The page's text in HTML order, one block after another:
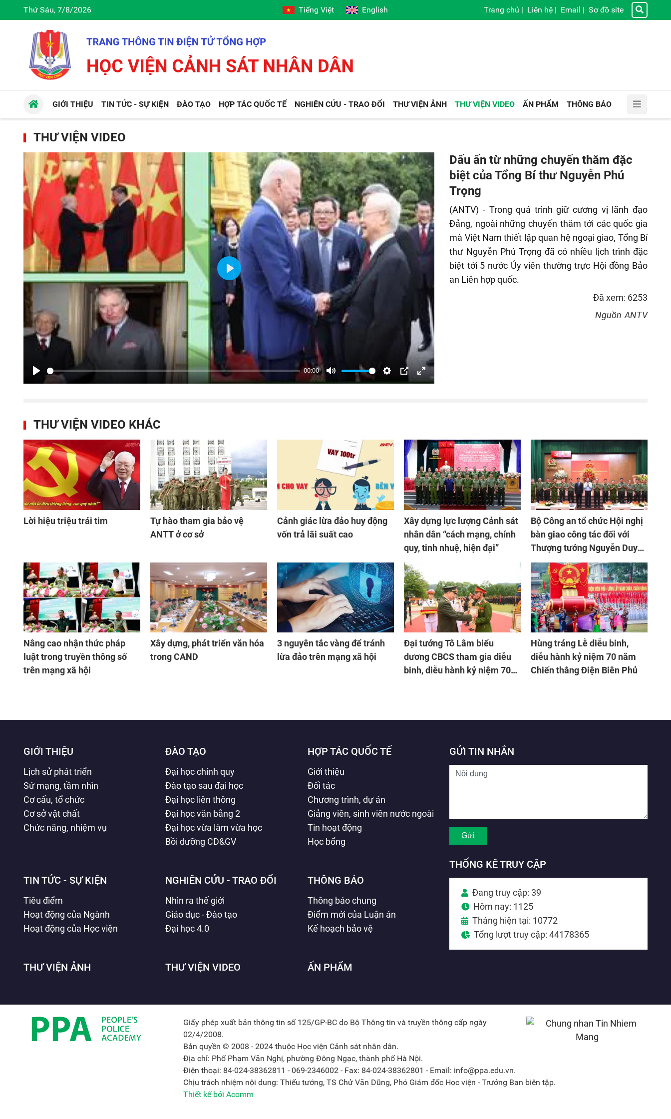
Thứ Sáu, 7/8/2026 Tiếng Việt English Trang chủ | Liên hệ | Email | Sơ đồ site
GIỚI THIỆU TIN TỨC - SỰ KIỆN ĐÀO TẠO HỢP TÁC QUỐC TẾ NGHIÊN CỨU - TRAO ĐỔI THƯ VIỆN ẢNH THƯ VIỆN VIDEO ẤN PHẨM THÔNG BÁO
THƯ VIỆN VIDEO
Play
00:00
Mute Settings
PIP Enter
Play
Dấu ấn từ những chuyến thăm đặc
biệt của Tổng Bí thư Nguyễn Phú
Trọng
(ANTV) - Trong quá trình giữ cương vị lãnh đạo
Đảng, ngoài những chuyến thăm tới các quốc gia
mà Việt Nam thiết lập quan hệ ngoại giao, Tổng Bí
thư Nguyễn Phú Trọng đã có nhiều lịch trình đặc
biệt tới 5 nước Ủy viên thường trực Hội đồng Bảo
an Liên hợp quốc.
Đã xem: 6253
Nguồn ANTV
THƯ VIỆN VIDEO KHÁC
Lời hiệu triệu trái tim
Tự hào tham gia bảo vệ
ANTT ở cơ sở
Cảnh giác lừa đảo huy động
vốn trả lãi suất cao
Xây dựng lực lượng Cảnh sát
nhân dân “cách mạng, chính
quy, tinh nhuệ, hiện đại”
Bộ Công an tổ chức Hội nghị
bàn giao công tác đối với
Thượng tướng Nguyễn Duy
Ngọc
Nâng cao nhận thức pháp
luật trong truyền thông số
trên mạng xã hội
Xây dựng, phát triển văn hóa
trong CAND
3 nguyên tắc vàng để tránh
lừa đảo trên mạng xã hội
Đại tướng Tô Lâm biểu
dương CBCS tham gia diễu
binh, diễu hành kỷ niệm 70
Hùng tráng Lễ diễu binh,
diễu hành kỷ niệm 70 năm
Chiến thắng Điện Biên Phủ
GIỚI THIỆU
Lịch sử phát triển
Sứ mạng, tầm nhìn
Cơ cấu, tổ chức
Cơ sở vật chất
Chức năng, nhiệm vụ
ĐÀO TẠO
Đại học chính quy
Đào tạo sau đại học
Đại học liên thông
Đại học văn bằng 2
Đại học vừa làm vừa học
Bồi dưỡng CD&GV
HỢP TÁC QUỐC TẾ
Giới thiệu
Đối tác
Chương trình, dự án
Giảng viên, sinh viên nước ngoài
Tin hoạt động
Học bổng
TIN TỨC - SỰ KIỆN
Tiêu điểm
Hoạt động của Ngành
Hoạt động của Học viện
NGHIÊN CỨU - TRAO ĐỔI
Nhìn ra thế giới
Giáo dục - Đào tạo
Đại học 4.0
THÔNG BÁO
Thông báo chung
Điểm mới của Luận án
Kế hoạch bảo vệ
THƯ VIỆN ẢNH THƯ VIỆN VIDEO ẤN PHẨM
GỬI TIN NHẮN
THỐNG KÊ TRUY CẬP
Đang truy cập: 39
Hôm nay: 1125
Tháng hiện tại: 10772
Tổng lượt truy cập: 44178365
Giấy phép xuất bản thông tin số 125/GP-BC do Bộ Thông tin và truyền thông cấp ngày
02/4/2008.
Bản quyền © 2008 - 2024 thuộc Học viện Cảnh sát nhân dân.
Địa chỉ: Phố Phạm Văn Nghị, phường Đông Ngạc, thành phố Hà Nội.
Điện thoại: 84-024-38362811 - 069-2346002 - Fax: 84-024-38362801 - Email: info@ppa.edu.vn.
Chịu trách nhiệm nội dung: Thiếu tướng, TS Chử Văn Dũng, Phó Giám đốc Học viện - Trưởng Ban biên tập.
Thiết kế bởi Acomm